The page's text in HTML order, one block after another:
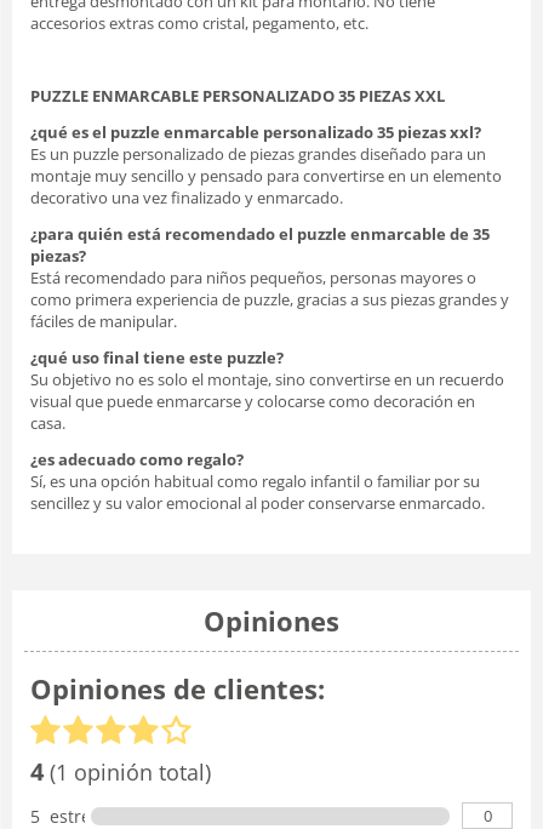
accesorios extras como cristal, pegamento, etc.
PUZZLE ENMARCABLE PERSONALIZADO 35 PIEZAS XXL
¿qué es el puzzle enmarcable personalizado 35 piezas xxl?
Es un puzzle personalizado de piezas grandes diseñado para un
montaje muy sencillo y pensado para convertirse en un elemento
decorativo una vez finalizado y enmarcado.
¿para quién está recomendado el puzzle enmarcable de 35
piezas?
Está recomendado para niños pequeños, personas mayores o
como primera experiencia de puzzle, gracias a sus piezas grandes y
fáciles de manipular.
¿qué uso final tiene este puzzle?
Su objetivo no es solo el montaje, sino convertirse en un recuerdo
visual que puede enmarcarse y colocarse como decoración en
casa.
¿es adecuado como regalo?
Sí, es una opción habitual como regalo infantil o familiar por su
sencillez y su valor emocional al poder conservarse enmarcado.
Opiniones
Opiniones de clientes:
4 (1 opinión total)
5 estrellas 0